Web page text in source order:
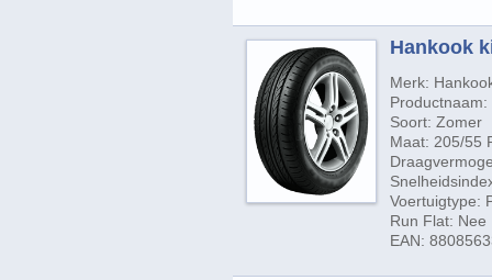
Hankook
Merk:
Soort: Zomer
Maat: 205/55
Voertuigtype:
Run Flat: Nee
EAN: